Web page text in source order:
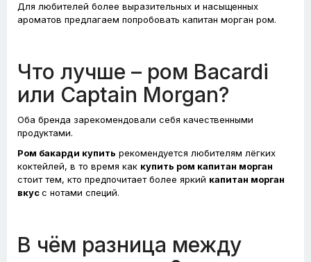
Для любителей более выразительных и насыщенных
ароматов предлагаем попробовать капитан морган ром.
Что лучше – ром Bacardi
или Captain Morgan?
Оба бренда зарекомендовали себя качественными
продуктами.
Ром бакарди купить рекомендуется любителям лёгких
коктейлей, в то время как купить ром капитан морган
стоит тем, кто предпочитает более яркий капитан морган
вкусс нотами специй.
В чём разница между